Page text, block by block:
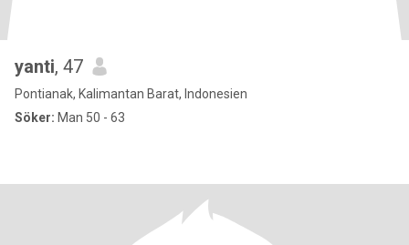
yanti, 47
Pontianak, Kalimantan Barat, Indonesien
Söker: Man 50 - 63